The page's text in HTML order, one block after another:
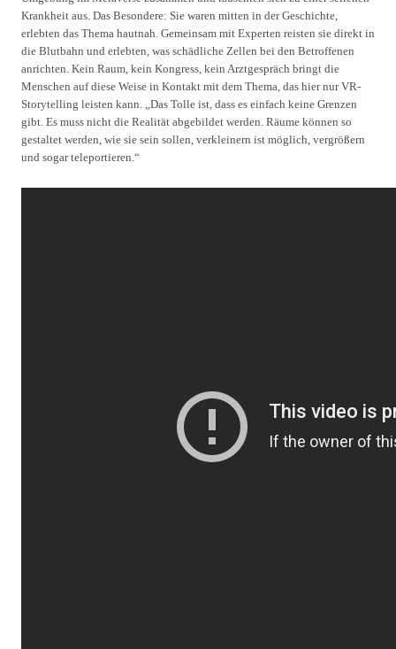
Krankheit aus. Das Besondere: Sie waren mitten in der Geschichte,
erlebten das Thema hautnah. Gemeinsam mit Experten reisten sie direkt in
die Blutbahn und erlebten, was schädliche Zellen bei den Betroffenen
anrichten. Kein Raum, kein Kongress, kein Arztgespräch bringt die
Menschen auf diese Weise in Kontakt mit dem Thema, das hier nur VR-
Storytelling leisten kann. „Das Tolle ist, dass es einfach keine Grenzen
gibt. Es muss nicht die Realität abgebildet werden. Räume können so
gestaltet werden, wie sie sein sollen, verkleinern ist möglich, vergrößern
und sogar teleportieren.“